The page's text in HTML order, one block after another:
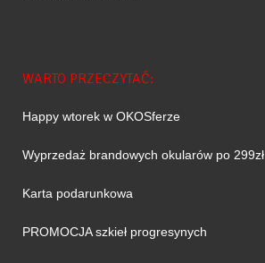
WARTO PRZECZYTAĆ:
Happy wtorek w OKOSferze
Wyprzedaż brandowych okularów po 299zł
Karta podarunkowa
PROMOCJA szkieł progresynych